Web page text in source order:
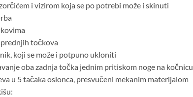
i vizirom koja se po potrebi može i skinuti
točkova
koji se može i potpuno ukloniti
oba zadnja točka jednim pritiskom noge na kočnicu
u 5 tačaka oslonca, presvučeni mekanim materijalom